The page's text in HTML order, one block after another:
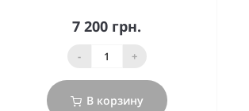
7 200 грн.
- +
В корзину